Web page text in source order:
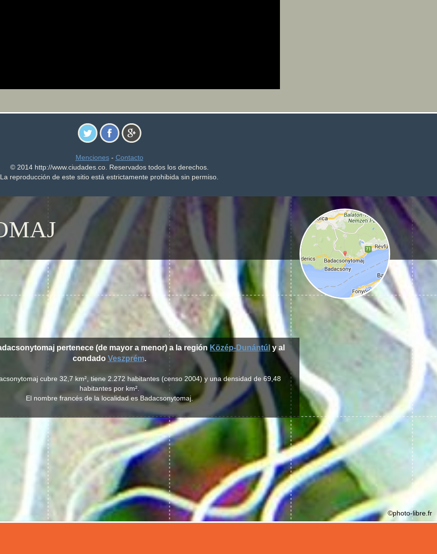
Menciones- Contacto
© 2014 http://www.ciudades.co. Reservados todos los derechos.
La reproducción de este sitio está estrictamente prohibida sin permiso.
pertenece (de mayor a menor) a la región Közép-Dunántúl y al
condado Veszprém.
cubre 32,7 km², tiene 2.272 habitantes (censo 2004) y una densidad de 69,48
habitantes por km².
El nombre francés de la localidad es Badacsonytomaj.
©photo-libre.fr